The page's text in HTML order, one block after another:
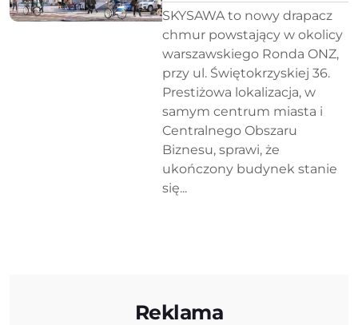
SKYSAWA to nowy drapacz
chmur powstający w okolicy
warszawskiego Ronda ONZ,
przy ul. Świętokrzyskiej 36.
Prestiżowa lokalizacja, w
samym centrum miasta i
Centralnego Obszaru
Biznesu, sprawi, że
ukończony budynek stanie
się...
Reklama